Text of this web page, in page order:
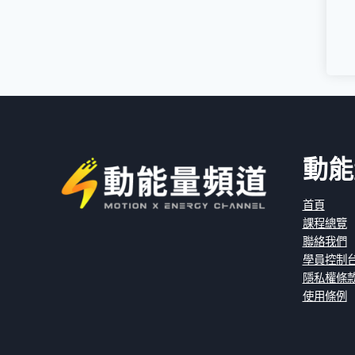
動
首頁
課程總覽
聯絡我們
學員控制
隱私權條
使用條例